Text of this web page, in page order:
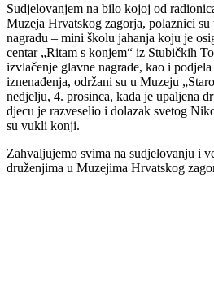
Sudjelovanjem na bilo kojoj od
Muzeja Hrvatskog zagorja, polaznici
nagradu – mini školu jahanja koju je
centar „Ritam s konjem“ iz Stubičkih
izvlačenje glavne nagrade, kao i
iznenađenja, održani su u Muzeju
nedjelju, 4. prosinca, kada je upaljena
djecu je razveselio i dolazak svetog
su vukli konji.
Zahvaljujemo svima na sudjelovanju i
druženjima u Muzejima Hrvatskog